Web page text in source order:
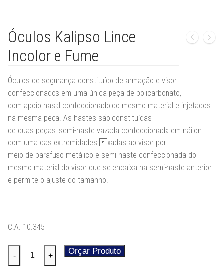
Óculos Kalipso Lince
Incolor e Fume
Óculos de segurança constituído de armação e visor
confeccionados em uma única peça de policarbonato,
com apoio nasal confeccionado do mesmo material e injetados
na mesma peça. As hastes são constituídas
de duas peças: semi-haste vazada confeccionada em náilon
com uma das extremidades xadas ao visor por
meio de parafuso metálico e semi-haste confeccionada do
mesmo material do visor que se encaixa na semi-haste anterior
e permite o ajuste do tamanho.
C.A. 10.345
Kalipso
- + Orçar Produto